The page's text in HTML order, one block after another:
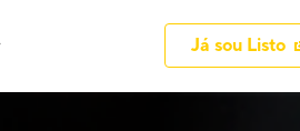
Já sou Listo